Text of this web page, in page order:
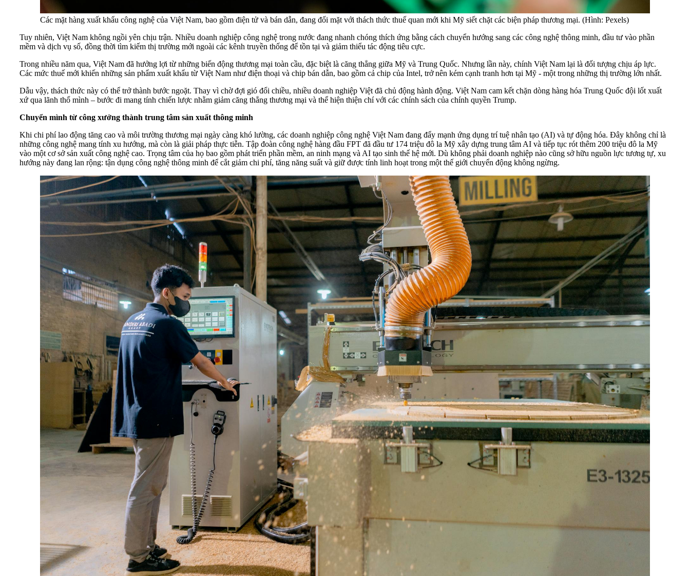
Các mặt hàng xuất khẩu công nghệ của Việt Nam, bao gồm điện tử và bán dẫn, đang đối mặt với thách thức thuế quan mới khi Mỹ siết chặt các biện pháp thương mại. (Hình: Pexels)
Tuy nhiên, Việt Nam không ngồi yên chịu trận. Nhiều doanh nghiệp công nghệ trong nước đang nhanh chóng thích ứng bằng cách chuyển hướng sang các công nghệ thông minh, đầu tư vào phần
mềm và dịch vụ số, đồng thời tìm kiếm thị trường mới ngoài các kênh truyền thống để tồn tại và giảm thiểu tác động tiêu cực.
Trong nhiều năm qua, Việt Nam đã hưởng lợi từ những biến động thương mại toàn cầu, đặc biệt là căng thẳng giữa Mỹ và Trung Quốc. Nhưng lần này, chính Việt Nam lại là đối tượng chịu áp lực.
Các mức thuế mới khiến những sản phẩm xuất khẩu từ Việt Nam như điện thoại và chip bán dẫn, bao gồm cả chip của Intel, trở nên kém cạnh tranh hơn tại Mỹ - một trong những thị trường lớn nhất.
Dẫu vậy, thách thức này có thể trở thành bước ngoặt. Thay vì chờ đợi gió đổi chiều, nhiều doanh nghiệp Việt đã chủ động hành động. Việt Nam cam kết chặn dòng hàng hóa Trung Quốc đội lốt xuất
xứ qua lãnh thổ mình – bước đi mang tính chiến lược nhằm giảm căng thẳng thương mại và thể hiện thiện chí với các chính sách của chính quyền Trump.
Chuyển mình từ công xưởng thành trung tâm sản xuất thông minh
Khi chi phí lao động tăng cao và môi trường thương mại ngày càng khó lường, các doanh nghiệp công nghệ Việt Nam đang đẩy mạnh ứng dụng trí tuệ nhân tạo (AI) và tự động hóa. Đây không chỉ là
những công nghệ mang tính xu hướng, mà còn là giải pháp thực tiễn. Tập đoàn công nghệ hàng đầu FPT đã đầu tư 174 triệu đô la Mỹ xây dựng trung tâm AI và tiếp tục rót thêm 200 triệu đô la Mỹ
vào một cơ sở sản xuất công nghệ cao. Trọng tâm của họ bao gồm phát triển phần mềm, an ninh mạng và AI tạo sinh thế hệ mới. Dù không phải doanh nghiệp nào cũng sở hữu nguồn lực tương tự, xu
hướng này đang lan rộng: tận dụng công nghệ thông minh để cắt giảm chi phí, tăng năng suất và giữ được tính linh hoạt trong một thế giới chuyển động không ngừng.